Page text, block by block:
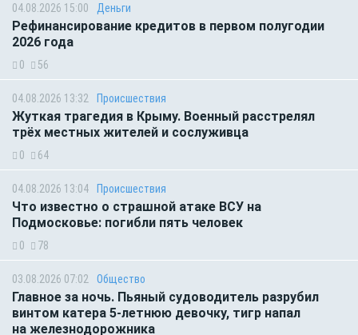
04.08.2026 15:00 Деньги
Рефинансирование кредитов в первом полугодии
2026 года
0 56
04.08.2026 13:32 Происшествия
Жуткая трагедия в Крыму. Военный расстрелял
трёх местных жителей и сослуживца
0 64
04.08.2026 13:04 Происшествия
Что известно о страшной атаке ВСУ на
Подмосковье: погибли пять человек
0 78
03.08.2026 07:02 Общество
Главное за ночь. Пьяный судоводитель разрубил
винтом катера 5-летнюю девочку, тигр напал
на железнодорожника